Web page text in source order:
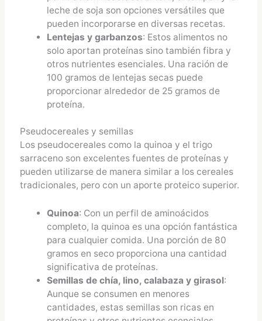
leche de soja son opciones versátiles que
pueden incorporarse en diversas recetas.
Lentejas y garbanzos: Estos alimentos no
solo aportan proteínas sino también fibra y
otros nutrientes esenciales. Una ración de
100 gramos de lentejas secas puede
proporcionar alrededor de 25 gramos de
proteína.
Pseudocereales y semillas
Los pseudocereales como la quinoa y el trigo
sarraceno son excelentes fuentes de proteínas y
pueden utilizarse de manera similar a los cereales
tradicionales, pero con un aporte proteico superior.
Quinoa: Con un perfil de aminoácidos
completo, la quinoa es una opción fantástica
para cualquier comida. Una porción de 80
gramos en seco proporciona una cantidad
significativa de proteínas.
Semillas de chía, lino, calabaza y girasol:
Aunque se consumen en menores
cantidades, estas semillas son ricas en